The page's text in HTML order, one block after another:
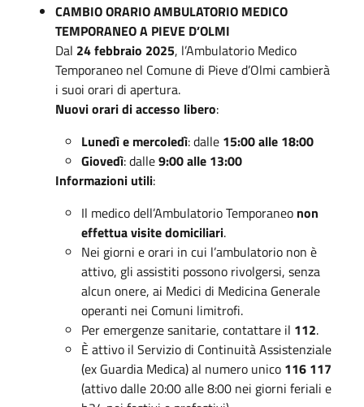
CAMBIO ORARIO AMBULATORIO MEDICO
TEMPORANEO A PIEVE D’OLMI
Dal 24 febbraio 2025, l’Ambulatorio Medico
Temporaneo nel Comune di Pieve d’Olmi cambierà
i suoi orari di apertura.
Nuovi orari di accesso libero:
Lunedì e mercoledì: dalle 15:00 alle 18:00
Giovedì: dalle9:00 alle 13:00
Informazioni utili:
Il medico dell’Ambulatorio Temporaneo non
effettua visite domiciliari.
Nei giorni e orari in cui l’ambulatorio non è
attivo, gli assistiti possono rivolgersi, senza
alcun onere, ai Medici di Medicina Generale
operanti nei Comuni limitrofi.
Per emergenze sanitarie, contattare il 112.
È attivo il Servizio di Continuità Assistenziale
(ex Guardia Medica) al numero unico 116 117
(attivo dalle 20:00 alle 8:00 nei giorni feriali e